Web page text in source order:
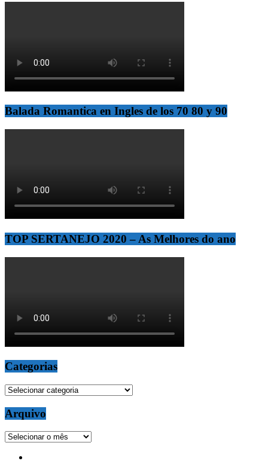
Balada Romantica en Ingles de los 70 80 y 90
TOP SERTANEJO 2020 – As Melhores do ano
Categorias
Categorias
Arquivo
Arquivo